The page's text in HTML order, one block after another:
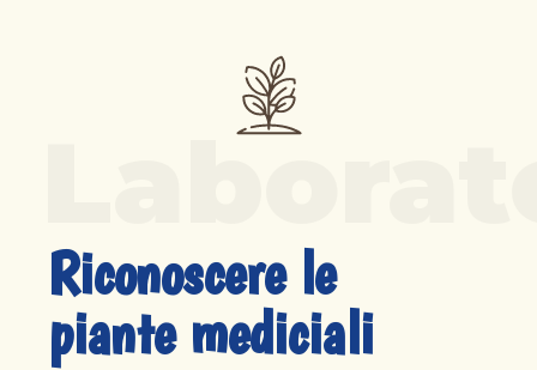
Riconoscere le
piante mediciali